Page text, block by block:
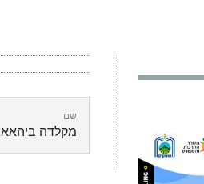
שם
מקלדה ביהאא